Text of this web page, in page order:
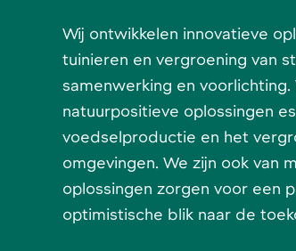
Wij ontwikkelen innovatieve
tuinieren en vergroening van
samenwerking en
natuurpositieve oplossingen
voedselproductie en het
omgevingen. We zijn ook van
oplossingen zorgen voor een
optimistische blik naar de